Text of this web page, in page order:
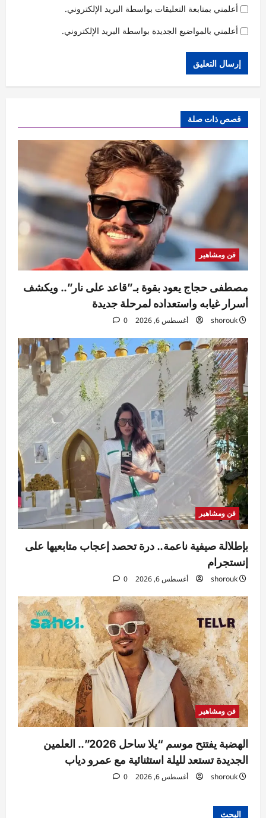
أعلمني بمتابعة التعليقات بواسطة البريد الإلكتروني.
أعلمني بالمواضيع الجديدة بواسطة البريد الإلكتروني.
قصص ذات صلة
فن ومشاهير
مصطفى حجاج يعود بقوة بـ”قاعد على نار”.. ويكشف
أسرار غيابه واستعداده لمرحلة جديدة
shorouk أغسطس 6, 2026 0
فن ومشاهير
بإطلالة صيفية ناعمة.. درة تحصد إعجاب متابعيها على
إنستجرام
shorouk أغسطس 6, 2026 0
فن ومشاهير
الهضبة يفتتح موسم “يلا ساحل 2026”.. العلمين
الجديدة تستعد لليلة استثنائية مع عمرو دياب
shorouk أغسطس 6, 2026 0
البحث